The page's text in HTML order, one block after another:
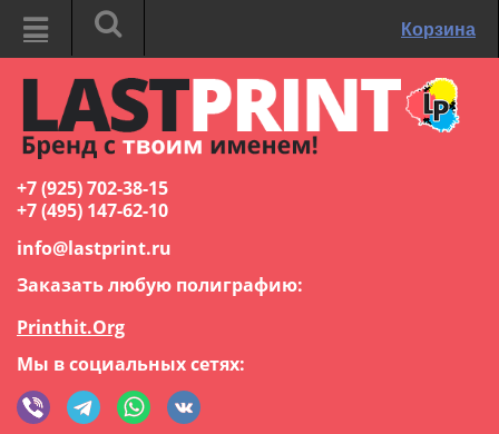
Корзина
+7 (925) 702-38-15
+7 (495) 147-62-10
info@lastprint.ru
Заказать любую полиграфию:
Printhit.Org
Мы в социальных сетях: